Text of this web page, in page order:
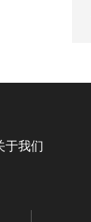
于我们